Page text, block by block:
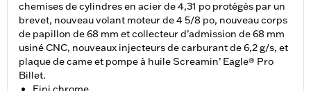
chemises de cylindres en acier de 4,31 po protégés par un
brevet, nouveau volant moteur de 4 5/8 po, nouveau corps
de papillon de 68 mm et collecteur d’admission de 68 mm
usiné CNC, nouveaux injecteurs de carburant de 6,2 g/s, et
plaque de came et pompe à huile Screamin’ Eagle® Pro
Billet.